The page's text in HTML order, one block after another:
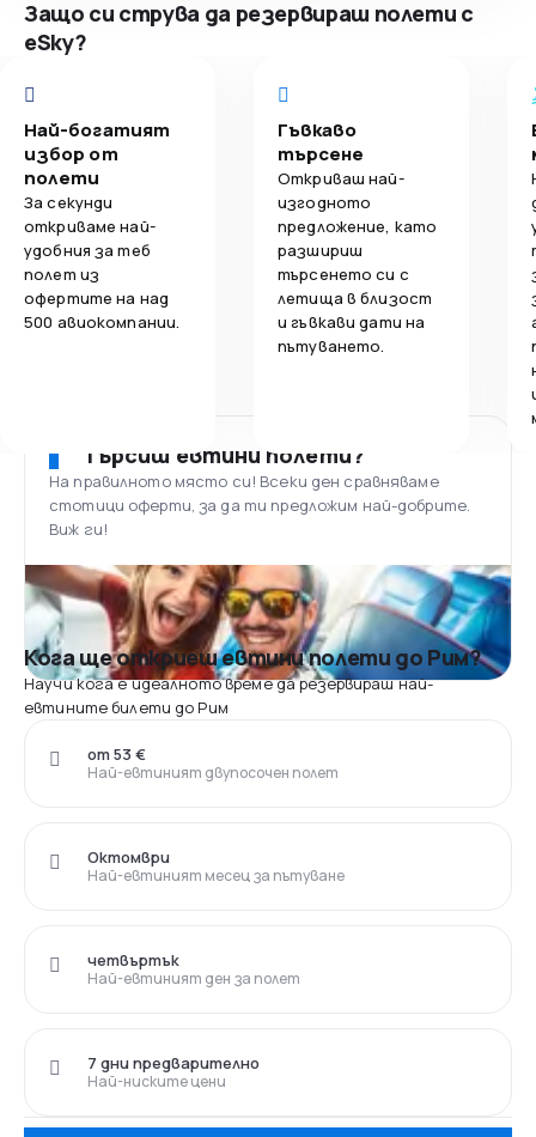
Защо си струва да резервираш полети с
eSky?
Най-богатият
избор от
полети
За секунди
откриваме най-
удобния за теб
полет из
офертите на над
500 авиокомпании.
Гъвкаво
търсене
Откриваш най-
изгодното
предложение, като
разшириш
търсенето си с
летища в близост
и гъвкави дати на
пътуването.
Търсиш евтини полети?
На правилното място си! Всеки ден сравняваме
стотици оферти, за да ти предложим най-добрите.
Виж ги!
Кога ще откриеш евтини полети до Рим?
Научи кога е идеалното време да резервираш най-
евтините билети до Рим
Най-евтиният двупосочен полет
от 53 €
Най-евтиният месец за пътуване
Октомври
Най-евтиният ден за полет
четвъртък
Най-ниските цени
7 дни предварително